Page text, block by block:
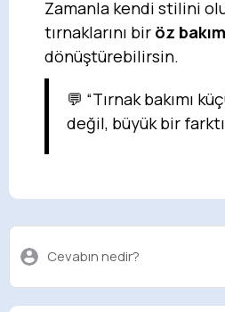
Zamanla kendi stilini
tırnaklarını bir öz
dönüştürebilirsin.
💬 “Tırnak bakımı
değil, büyük bir
Cevabın nedir?